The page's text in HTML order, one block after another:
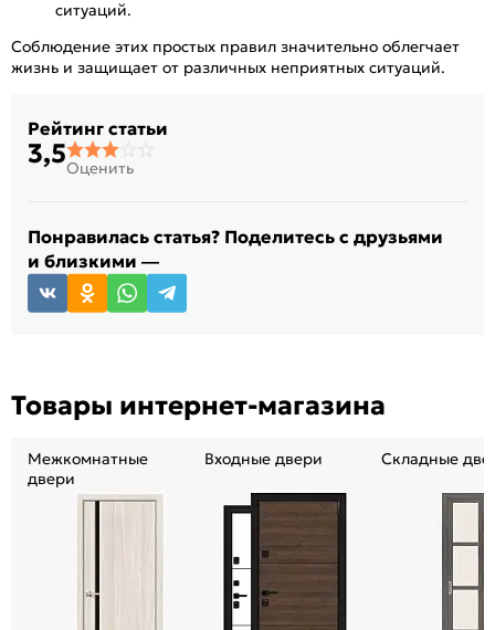
ситуаций.
Соблюдение этих простых правил значительно облегчает
жизнь и защищает от различных неприятных ситуаций.
Рейтинг статьи
3,5Оценить
Понравилась статья? Поделитесь с друзьями
и близкими —
Товары интернет-магазина
Межкомнатные
двери
Входные двери Складные